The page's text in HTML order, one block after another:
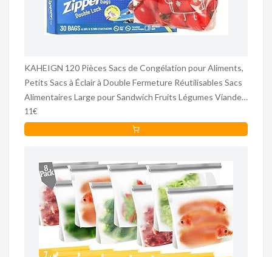
KAHEIGN 120 Pièces Sacs de Congélation pour Aliments,
Petits Sacs à Éclair à Double Fermeture Réutilisables Sacs
Alimentaires Large pour Sandwich Fruits Légumes Viande
Soupes Snacks (16CM x 14CM)
11€